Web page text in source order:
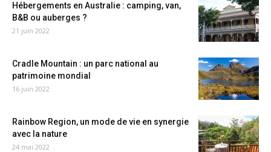
Hébergements en Australie : camping, van,
B&B ou auberges ?
21 juin 2022
Cradle Mountain : un parc national au
patrimoine mondial
16 juin 2022
Rainbow Region, un mode de vie en synergie
avec la nature
24 mai 2022